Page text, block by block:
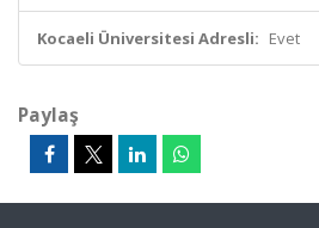
Kocaeli Üniversitesi Adresli: Evet
Paylaş